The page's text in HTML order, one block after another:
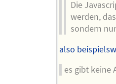
Die
werden,
sondern
also
es gibt keine